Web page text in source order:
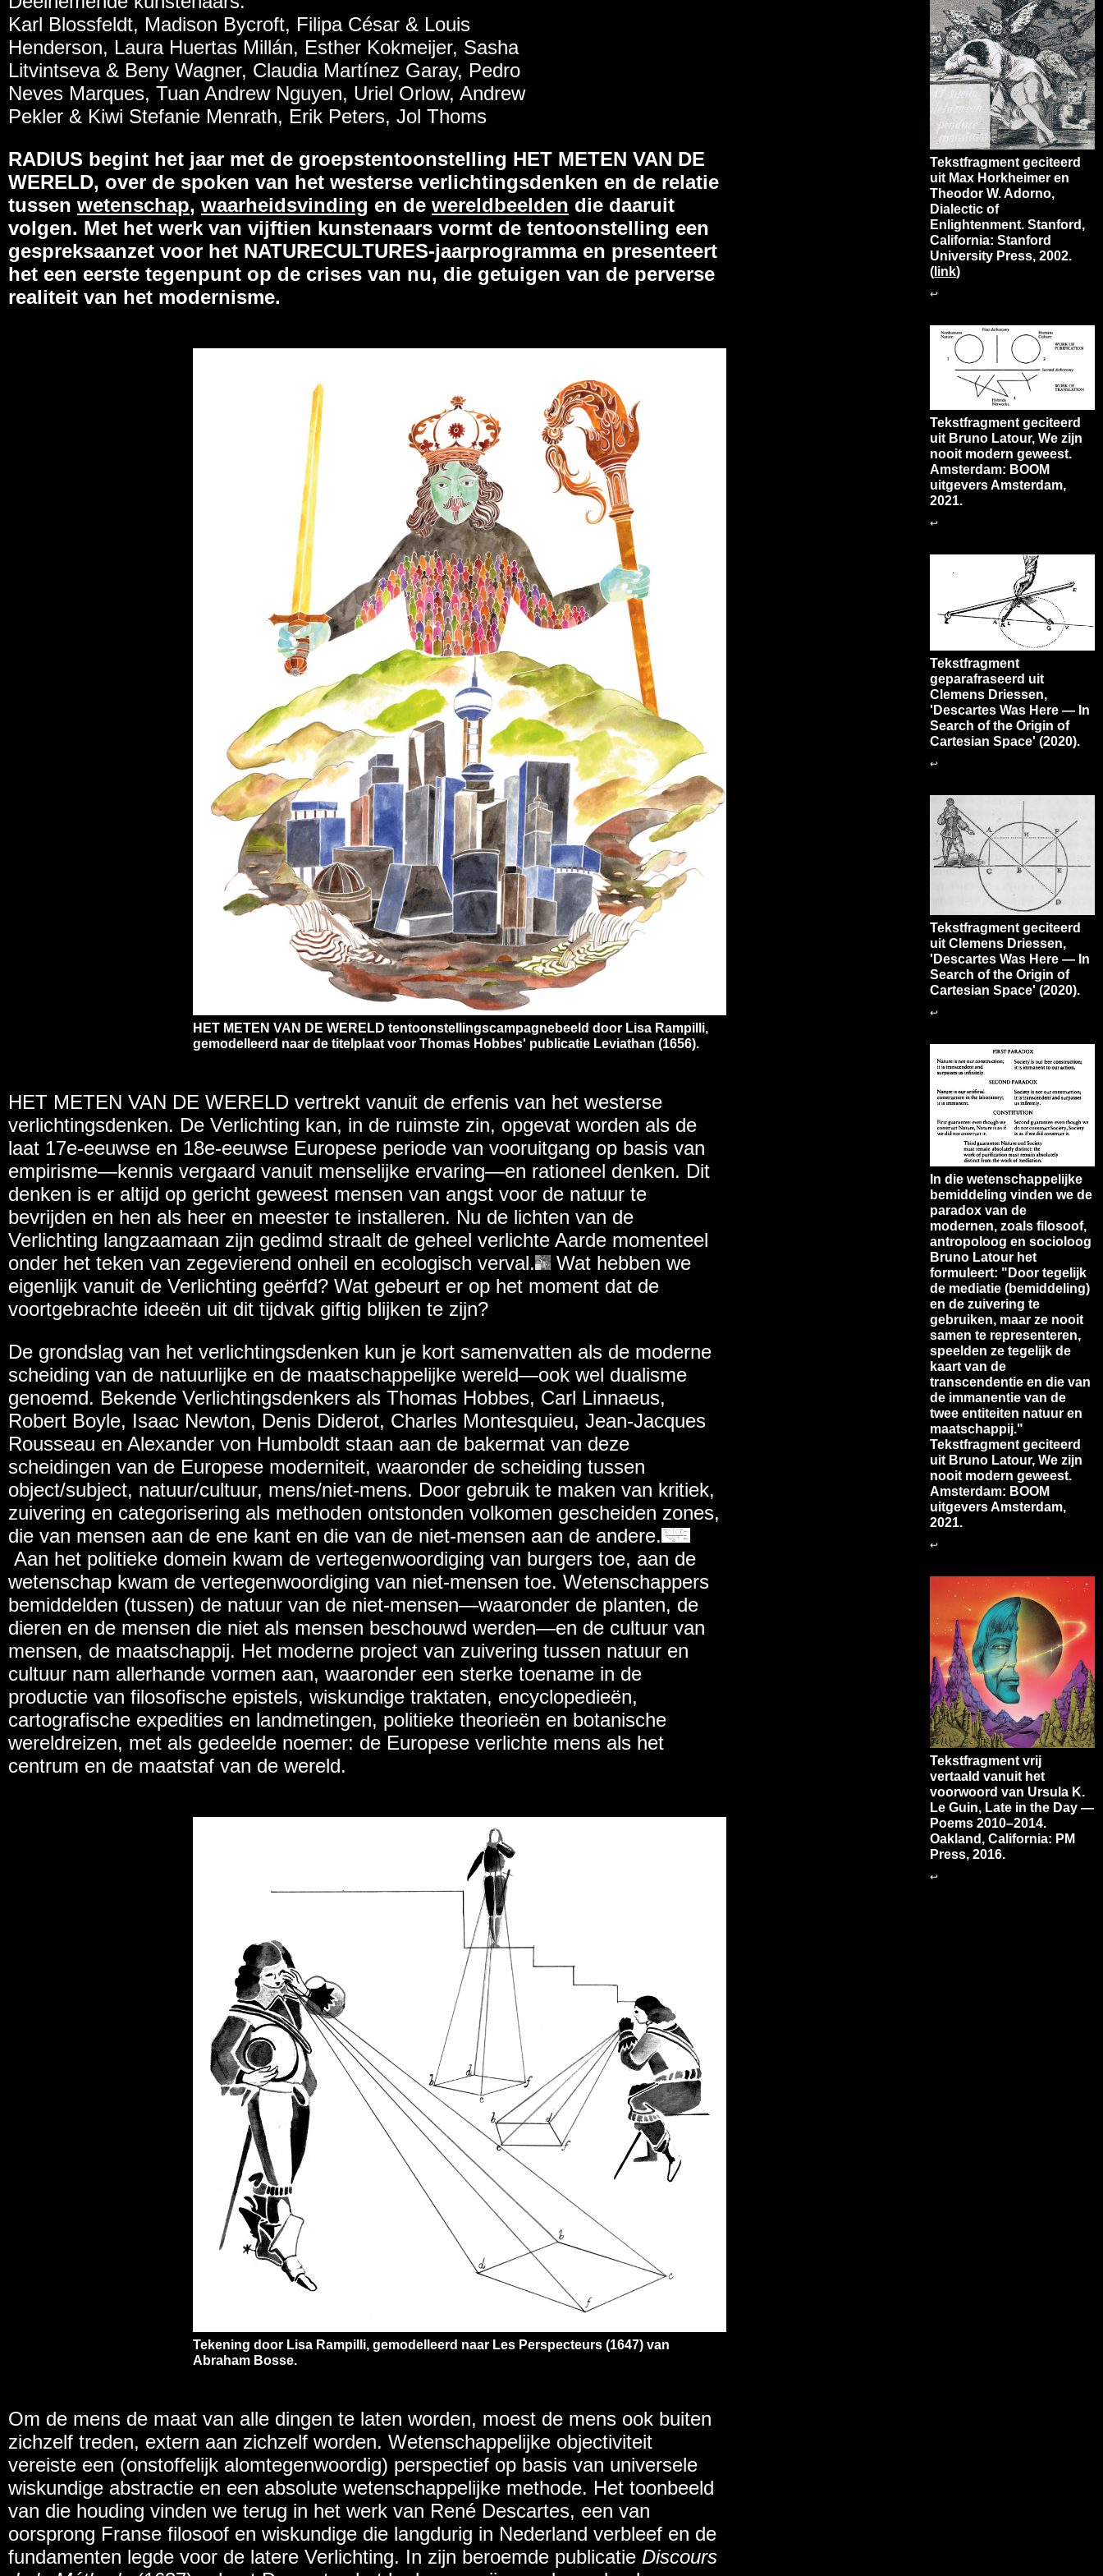
Karl Blossfeldt, Madison Bycroft, Filipa César & Louis
Henderson, Laura Huertas Millán, Esther Kokmeijer, Sasha
Litvintseva & Beny Wagner, Claudia Martínez Garay, Pedro
Neves Marques, Tuan Andrew Nguyen, Uriel Orlow, Andrew
Pekler & Kiwi Stefanie Menrath, Erik Peters, Jol Thoms
RADIUS begint het jaar met de groepstentoonstelling HET METEN VAN DE
WERELD, over de spoken van het westerse verlichtingsdenken en de relatie
tussen wetenschap, waarheidsvinding en de wereldbeelden die daaruit
volgen. Met het werk van vijftien kunstenaars vormt de tentoonstelling een
gespreksaanzet voor het NATURECULTURES-jaarprogramma en presenteert
het een eerste tegenpunt op de crises van nu, die getuigen van de perverse
realiteit van het modernisme.
HET METEN VAN DE WERELD tentoonstellingscampagnebeeld door Lisa Rampilli,
gemodelleerd naar de titelplaat voor Thomas Hobbes' publicatie Leviathan (1656).
HET METEN VAN DE WERELD vertrekt vanuit de erfenis van het westerse
verlichtingsdenken. De Verlichting kan, in de ruimste zin, opgevat worden als de
laat 17e-eeuwse en 18e-eeuwse Europese periode van vooruitgang op basis van
empirisme—kennis vergaard vanuit menselijke ervaring—en rationeel denken. Dit
denken is er altijd op gericht geweest mensen van angst voor de natuur te
bevrijden en hen als heer en meester te installeren. Nu de lichten van de
Verlichting langzaamaan zijn gedimd straalt de geheel verlichte Aarde momenteel
onder het teken van zegevierend onheil en ecologisch verval.
Wat hebben we
eigenlijk vanuit de Verlichting geërfd? Wat gebeurt er op het moment dat de
voortgebrachte ideeën uit dit tijdvak giftig blijken te zijn?
De grondslag van het verlichtingsdenken kun je kort samenvatten als de moderne
scheiding van de natuurlijke en de maatschappelijke wereld—ook wel dualisme
genoemd. Bekende Verlichtingsdenkers als Thomas Hobbes, Carl Linnaeus,
Robert Boyle, Isaac Newton, Denis Diderot, Charles Montesquieu, Jean-Jacques
Rousseau en Alexander von Humboldt staan aan de bakermat van deze
scheidingen van de Europese moderniteit, waaronder de scheiding tussen
object/subject, natuur/cultuur, mens/niet-mens. Door gebruik te maken van kritiek,
zuivering en categorisering als methoden ontstonden volkomen gescheiden zones,
die van mensen aan de ene kant en die van de niet-mensen aan de andere.
Aan het politieke domein kwam de vertegenwoordiging van burgers toe, aan de
wetenschap kwam de vertegenwoordiging van niet-mensen toe. Wetenschappers
bemiddelden (tussen) de natuur van de niet-mensen—waaronder de planten, de
dieren en de mensen die niet als mensen beschouwd werden—en de cultuur van
mensen, de maatschappij. Het moderne project van zuivering tussen natuur en
cultuur nam allerhande vormen aan, waaronder een sterke toename in de
productie van filosofische epistels, wiskundige traktaten, encyclopedieën,
cartografische expedities en landmetingen, politieke theorieën en botanische
wereldreizen, met als gedeelde noemer: de Europese verlichte mens als het
centrum en de maatstaf van de wereld.
Tekening door Lisa Rampilli, gemodelleerd naar Les Perspecteurs (1647) van
Abraham Bosse.
Om de mens de maat van alle dingen te laten worden, moest de mens ook buiten
zichzelf treden, extern aan zichzelf worden. Wetenschappelijke objectiviteit
vereiste een (onstoffelijk alomtegenwoordig) perspectief op basis van universele
wiskundige abstractie en een absolute wetenschappelijke methode. Het toonbeeld
van die houding vinden we terug in het werk van René Descartes, een van
oorsprong Franse filosoof en wiskundige die langdurig in Nederland verbleef en de
fundamenten legde voor de latere Verlichting. In zijn beroemde publicatie Discours
Tekstfragment geciteerd
uit Max Horkheimer en
Theodor W. Adorno,
Dialectic of
Enlightenment. Stanford,
California: Stanford
University Press, 2002.
( link)
↩
Tekstfragment geciteerd
uit Bruno Latour, We zijn
nooit modern geweest.
Amsterdam: BOOM
uitgevers Amsterdam,
2021.
↩
Tekstfragment
geparafraseerd uit
Clemens Driessen,
'Descartes Was Here — In
Search of the Origin of
Cartesian Space' (2020).
↩
Tekstfragment geciteerd
uit Clemens Driessen,
'Descartes Was Here — In
Search of the Origin of
Cartesian Space' (2020).
↩
In die wetenschappelijke
bemiddeling vinden we de
paradox van de
modernen, zoals filosoof,
antropoloog en socioloog
Bruno Latour het
formuleert: "Door tegelijk
de mediatie (bemiddeling)
en de zuivering te
gebruiken, maar ze nooit
samen te representeren,
speelden ze tegelijk de
kaart van de
transcendentie en die van
de immanentie van de
twee entiteiten natuur en
maatschappij."
Tekstfragment geciteerd
uit Bruno Latour, We zijn
nooit modern geweest.
Amsterdam: BOOM
uitgevers Amsterdam,
2021.
↩
Tekstfragment vrij
vertaald vanuit het
voorwoord van Ursula K.
Le Guin, Late in the Day —
Poems 2010–2014.
Oakland, California: PM
Press, 2016.
↩